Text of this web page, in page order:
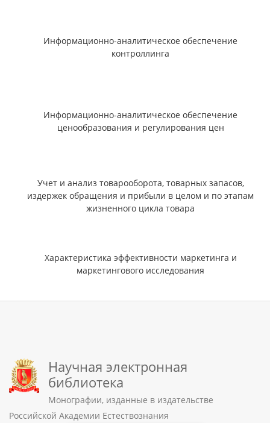
Информационно-аналитическое обеспечение
контроллинга
Информационно-аналитическое обеспечение
ценообразования и регулирования цен
Учет и анализ товарооборота, товарных запасов,
издержек обращения и прибыли в целом и по этапам
жизненного цикла товара
Характеристика эффективности маркетинга и
маркетингового исследования
Научная электронная
библиотека
Монографии, изданные в издательстве
Российской Академии Естествознания